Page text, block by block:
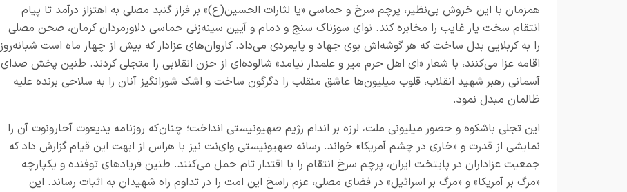
همزمان با این خروش بی‌نظیر، پرچم سرخ و حماسی «یا لثارات الحسین(ع)» بر فراز گنبد مصلی به اهتزاز درآمد تا پیام
انتقام سخت یار غایب را مخابره کند. نوای سوزناک سنج و دمام و آیین سینه‌زنی حماسی دلاورمردان کرمان، صحن مصلی
را به کربلایی بدل ساخت که هر گوشه‌اش بوی جهاد و پایمردی می‌داد. کاروان‌های عزادار که بیش از چهار ماه است شبانه‌روز
اقامه عزا می‌کنند، با شعار «ای اهل حرم میر و علمدار نیامد» شالوده‌ای از حزن انقلابی را متجلی کردند. طنین پخش صدای
آسمانی رهبر شهید انقلاب، قلوب میلیون‌ها عاشق منقلب را دگرگون ساخت و اشک شورانگیز آنان را به سلاحی برنده علیه
ظالمان مبدل نمود.
این تجلی با‌شکوه و حضور میلیونی ملت، لرزه بر اندام رژیم صهیونیستی انداخت؛ چنان‌که روزنامه یدیعوت آحارونوت آن را
نمایشی از قدرت و «خاری در چشم آمریکا» خواند. رسانه صهیونیستی وای‌نت نیز با هراس از ابهت این قیام گزارش داد که
جمعیت عزاداران در پایتخت ایران، پرچم سرخ انتقام را با اقتدار تام حمل می‌کنند. طنین فریادهای توفنده و یکپارچه
«مرگ بر آمریکا» و «مرگ بر اسرائیل» در فضای مصلی، عزم راسخ این امت را در تداوم راه شهیدان به اثبات رساند. این